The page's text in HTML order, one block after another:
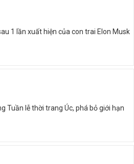
1 lần xuất hiện của con trai Elon Musk
Tuần lễ thời trang Úc, phá bỏ giới hạn